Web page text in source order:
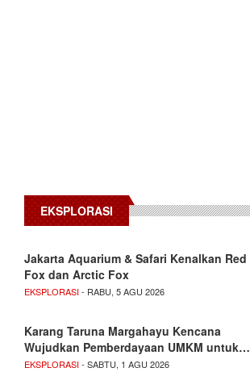
EKSPLORASI
Jakarta Aquarium & Safari Kenalkan Red
Fox dan Arctic Fox
EKSPLORASI- RABU, 5 AGU 2026
Karang Taruna Margahayu Kencana
Wujudkan Pemberdayaan UMKM untuk…
EKSPLORASI- SABTU, 1 AGU 2026